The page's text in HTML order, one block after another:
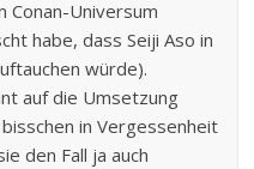
Conan-Universum
habe, dass Seiji Aso in
würde).
auf die Umsetzung
in Vergessenheit
den Fall ja auch